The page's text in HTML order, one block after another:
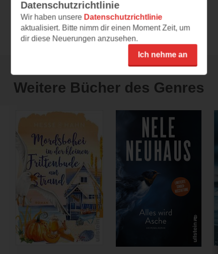
Alle 183 Leseeindrücke anzeigen
Weitere Bücher des Genres
Datenschutzrichtlinie
Wir haben unsere Datenschutzrichtlinie
aktualisiert. Bitte nimm dir einen Moment Zeit, um
dir diese Neuerungen anzusehen.
Ich nehme an